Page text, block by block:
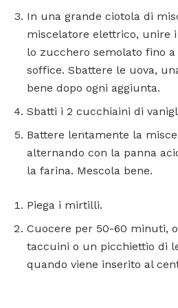
In una grande ciotola di
miscelatore elettrico, unire
lo zucchero semolato fino
soffice. Sbattere le uova,
bene dopo ogni aggiunta.
Sbatti i 2 cucchiaini di
Battere lentamente la
alternando con la panna
la farina. Mescola bene.
Piega i mirtilli.
Cuocere per 50-60 minuti,
taccuini o un picchiettio di
quando viene inserito al